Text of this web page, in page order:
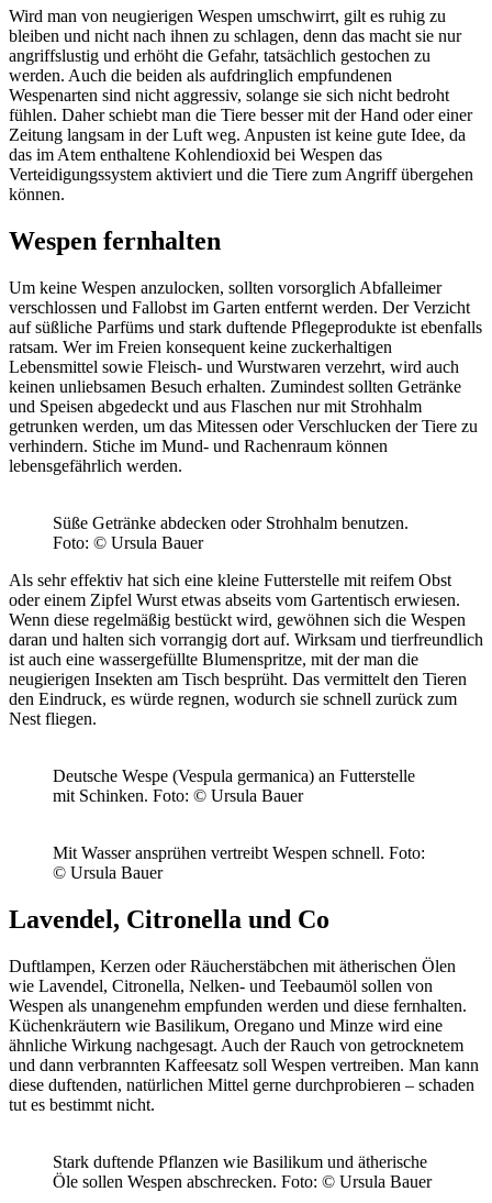
Wird man von neugierigen Wespen umschwirrt, gilt es ruhig zu
bleiben und nicht nach ihnen zu schlagen, denn das macht sie nur
angriffslustig und erhöht die Gefahr, tatsächlich gestochen zu
werden. Auch die beiden als aufdringlich empfundenen
Wespenarten sind nicht aggressiv, solange sie sich nicht bedroht
fühlen. Daher schiebt man die Tiere besser mit der Hand oder einer
Zeitung langsam in der Luft weg. Anpusten ist keine gute Idee, da
das im Atem enthaltene Kohlendioxid bei Wespen das
Verteidigungssystem aktiviert und die Tiere zum Angriff übergehen
können.
Wespen fernhalten
Um keine Wespen anzulocken, sollten vorsorglich Abfalleimer
verschlossen und Fallobst im Garten entfernt werden. Der Verzicht
auf süßliche Parfüms und stark duftende Pflegeprodukte ist ebenfalls
ratsam. Wer im Freien konsequent keine zuckerhaltigen
Lebensmittel sowie Fleisch- und Wurstwaren verzehrt, wird auch
keinen unliebsamen Besuch erhalten. Zumindest sollten Getränke
und Speisen abgedeckt und aus Flaschen nur mit Strohhalm
getrunken werden, um das Mitessen oder Verschlucken der Tiere zu
verhindern. Stiche im Mund- und Rachenraum können
lebensgefährlich werden.
Süße Getränke abdecken oder Strohhalm benutzen.
Foto: © Ursula Bauer
Als sehr effektiv hat sich eine kleine Futterstelle mit reifem Obst
oder einem Zipfel Wurst etwas abseits vom Gartentisch erwiesen.
Wenn diese regelmäßig bestückt wird, gewöhnen sich die Wespen
daran und halten sich vorrangig dort auf. Wirksam und tierfreundlich
ist auch eine wassergefüllte Blumenspritze, mit der man die
neugierigen Insekten am Tisch besprüht. Das vermittelt den Tieren
den Eindruck, es würde regnen, wodurch sie schnell zurück zum
Nest fliegen.
Deutsche Wespe (Vespula germanica) an Futterstelle
mit Schinken. Foto: © Ursula Bauer
Mit Wasser ansprühen vertreibt Wespen schnell. Foto:
© Ursula Bauer
Lavendel, Citronella und Co
Duftlampen, Kerzen oder Räucherstäbchen mit ätherischen Ölen
wie Lavendel, Citronella, Nelken- und Teebaumöl sollen von
Wespen als unangenehm empfunden werden und diese fernhalten.
Küchenkräutern wie Basilikum, Oregano und Minze wird eine
ähnliche Wirkung nachgesagt. Auch der Rauch von getrocknetem
und dann verbrannten Kaffeesatz soll Wespen vertreiben. Man kann
diese duftenden, natürlichen Mittel gerne durchprobieren – schaden
tut es bestimmt nicht.
Stark duftende Pflanzen wie Basilikum und ätherische
Öle sollen Wespen abschrecken. Foto: © Ursula Bauer